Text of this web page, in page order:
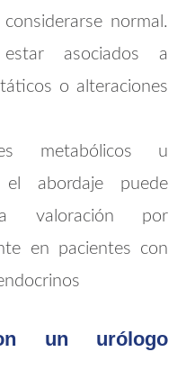
normal.
asociados a
o alteraciones
metabólicos u
el abordaje puede
valoración por
en pacientes con
un urólogo